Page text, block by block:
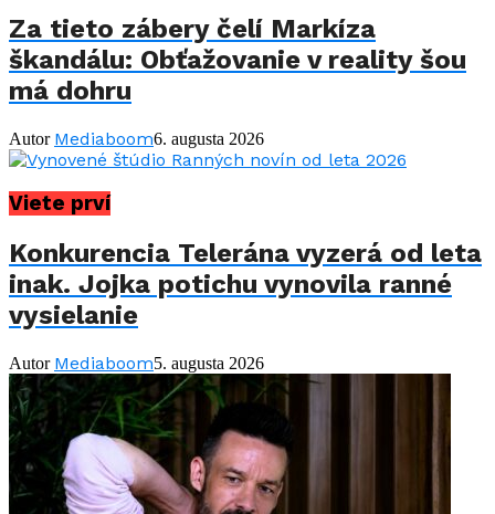
Za tieto zábery čelí Markíza
škandálu: Obťažovanie v reality šou
má dohru
Autor Mediaboom6. augusta 2026
Viete prví
Konkurencia Telerána vyzerá od leta
inak. Jojka potichu vynovila ranné
vysielanie
Autor Mediaboom5. augusta 2026